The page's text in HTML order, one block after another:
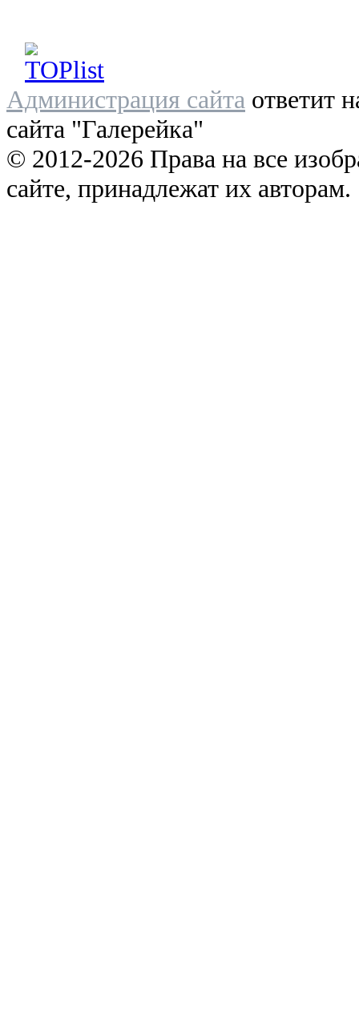
Администрация сайта ответит
сайта "Галерейка"
© 2012-2026 Права на все
сайте, принадлежат их авторам.